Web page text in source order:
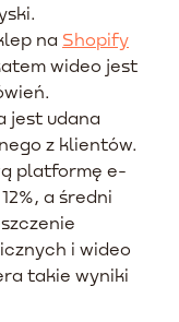
na Shopify
wideo jest
jest udana
z klientów.
platformę e-
a średni
i wideo
takie wyniki